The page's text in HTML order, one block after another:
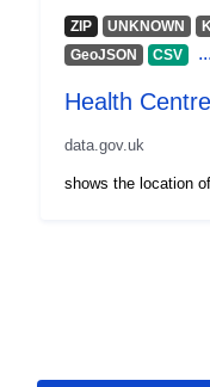
ZIP UNKNOWN
GeoJSON
CSV ...
Health
data.gov.uk
shows the location